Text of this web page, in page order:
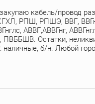
кабель/провод
РПШ, РПШЭ, ВВГ,
АВВГ,АВВГнг,
ПВББШВ. Остатки,
наличные, б/н. Любой